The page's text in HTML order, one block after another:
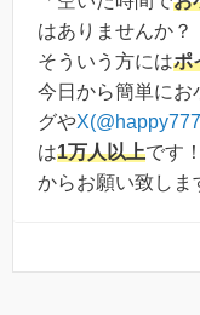
はありませんか？
そういう方にはポ
今日から簡単にお
グや
は1万人以上です！
からお願い致しま